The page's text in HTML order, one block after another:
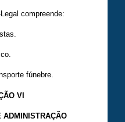
compreende:
fúnebre.
VI
ADMINISTRAÇÃO